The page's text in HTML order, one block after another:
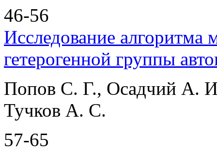
46-56
Исследование алгоритма
гетерогенной группы
Попов С. Г., Осадчий А.
Тучков А. С.
57-65